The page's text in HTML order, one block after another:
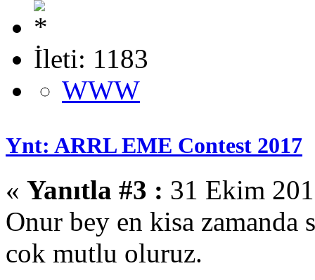
İleti: 1183
WWW
Ynt: ARRL EME Contest 2017
« Yanıtla #3 : 31 Ekim
Onur bey en kisa zamanda
cok mutlu oluruz.